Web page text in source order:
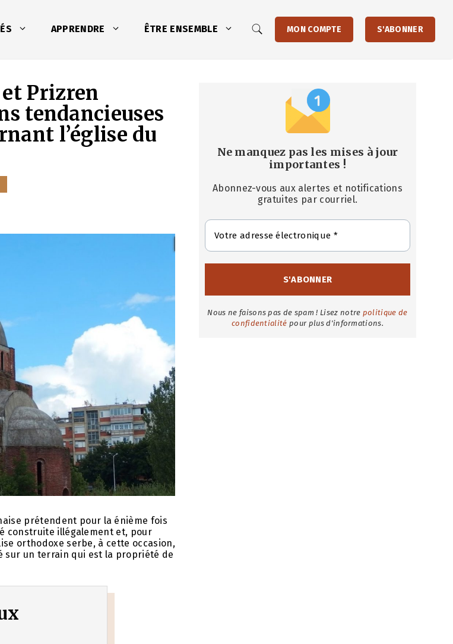
APPRENDRE ÊTRE ENSEMBLE MON COMPTE S'ABONNER
et Prizren
tendancieuses
l’église du
prétendent pour la énième fois
construite illégalement et, pour
orthodoxe serbe, à cette occasion,
sur un terrain qui est la propriété de
Ne manquez pas les mises à jour
importantes !
Abonnez-vous aux alertes et notifications
gratuites par courriel.
Nous ne faisons pas de spam ! Lisez notre politique de
confidentialité pour plus d'informations.